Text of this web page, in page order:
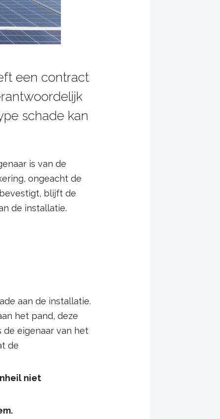
een contract
schade kan
is van de
ongeacht de
blijft de
de installatie.
aan de installatie.
het pand, deze
de eigenaar van het
de
niet